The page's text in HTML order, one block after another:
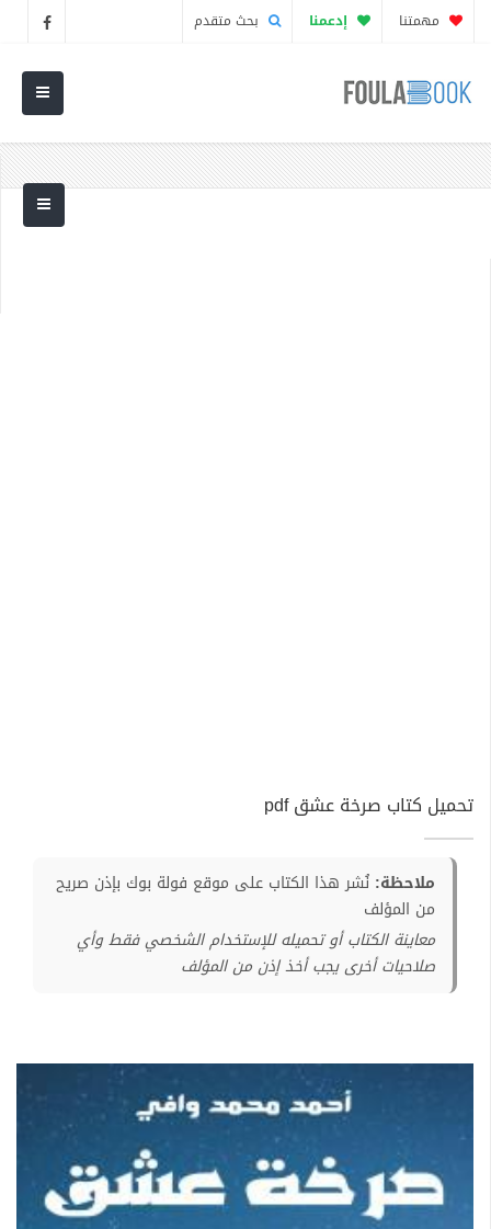
مهمتنا إدعمنا بحث متقدم
تحميل كتاب صرخة عشق pdf
ملاحظة: نُشر هذا الكتاب على موقع فولة بوك بإذن صريح
من المؤلف
معاينة الكتاب أو تحميله للإستخدام الشخصي فقط وأي
صلاحيات أخرى يجب أخذ إذن من المؤلف